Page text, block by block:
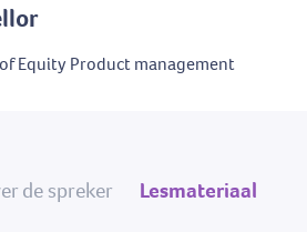
of Equity Product management
de spreker Lesmateriaal